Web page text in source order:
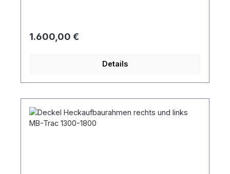
Regulärer Preis:
1.600,00 €
Details